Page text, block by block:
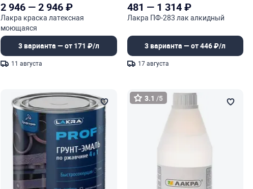
2 946 —2 946₽
Лакра краска латексная
моющаяся
3 варианта — от 171 ₽/л
11 августа
481 — 1 314 ₽
Лакра ПФ-283 лак алкидный
3 варианта — от 446 ₽/л
17 августа
3.1 /5